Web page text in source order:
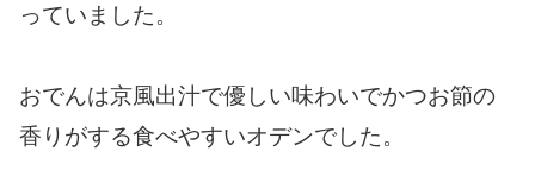
っていました。
おでんは京風出汁で優しい味わいでかつお節の
香りがする食べやすいオデンでした。